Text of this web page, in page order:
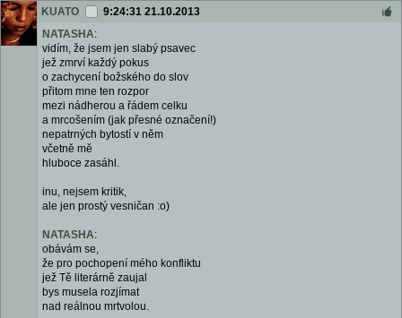
KUATO
9:24:31 21.10.2013
NATASHA:
vidím, že jsem jen slabý psavec
jež zmrví každý pokus
o zachycení božského do slov
přitom mne ten rozpor
mezi nádherou a řádem celku
a mrcošením (jak přesné označení!)
nepatrných bytostí v něm
včetně mě
hluboce zasáhl.
inu, nejsem kritik,
ale jen prostý vesničan :o)
NATASHA:
obávám se,
že pro pochopení mého konfliktu
jež Tě literárně zaujal
bys musela rozjímat
nad reálnou mrtvolou.